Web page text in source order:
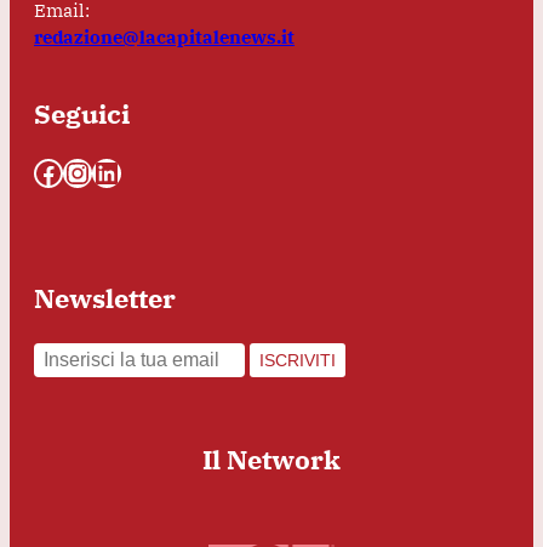
Email:
redazione@lacapitalenews.it
Seguici
Facebook InstagramLinkedIn
Newsletter
ISCRIVITI
Il Network